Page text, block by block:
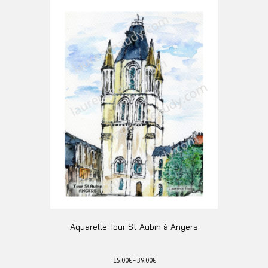
plusieurs
variations.
Les
options
peuvent
être
choisies
sur
la
page
du
produit
Aquarelle Tour St Aubin à Angers
15,00€–39,00€